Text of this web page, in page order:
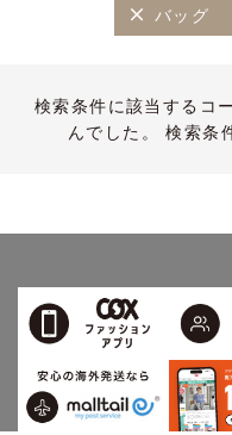
バッグ
検索条件に該当するコ
んでした。 検索条